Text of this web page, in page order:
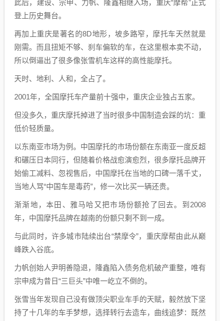
此后，建设、宗申、力帆、隆鑫相继入场，重庆“摩帮”正式
登上历史舞台。
再加上重庆是著名的8D地形，坡多路窄，摩托车天然就是
刚需。而且扭矩不够、刹车偏软的车，在这里根本卖不动，
所以倒逼出了很多像张雪机车这样的高性能摩托。
天时、地利、人和，全占了。
2001年，全国摩托车产量前十强中，重庆企业独占五家。
但没多久，重庆摩托掉进了当时很多中国制造会踩的坑：重
低价轻质量。
以东南亚市场为例。中国摩托的市场份额在东南亚一度反超
和碾压日本同行，但随着价格战愈演愈烈，很多摩托品牌开
始偷工减料、忽视售后，中国摩托在当地的口碑一落千丈，
当地人骂“中国车是毒药”，修一次比买一辆还贵。
渐渐地，本田、雅马哈又把市场份额抢了回去。到2008
年，中国摩托品牌在越南的份额只剩不到一成。
与此同时，许多城市陆续出台“禁摩令”，重庆摩帮由此从巅
峰跌入谷底。
力帆创始人尹明善隐退，隆鑫陷入债务危机破产重整，唯有
宗申成为昔日“三巨头”中唯一屹立不倒的。
张雪当年发现自己没有做顶尖职业车手的天赋，毅然放下坚
持了十几年的车手梦想，选择转行去造车，曲线追梦：既然